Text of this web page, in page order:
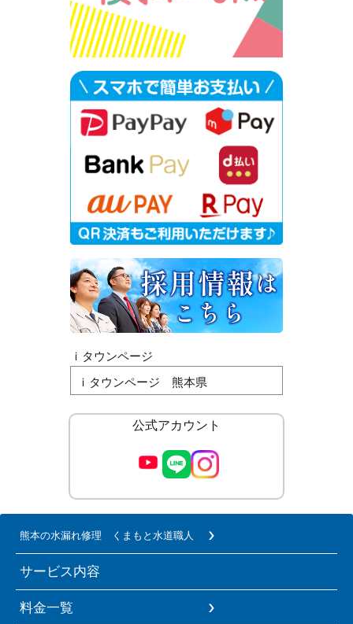
ｉタウンページ
ｉタウンページ 熊本県
公式アカウント
熊本の水漏れ修理 くまもと水道職人
サービス内容
料金一覧